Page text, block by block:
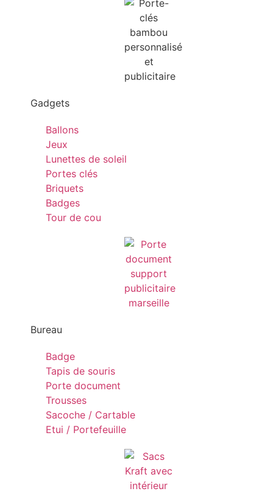
Gadgets
Ballons
Jeux
Lunettes de soleil
Portes clés
Briquets
Badges
Tour de cou
Bureau
Badge
Tapis de souris
Porte document
Trousses
Sacoche / Cartable
Etui / Portefeuille